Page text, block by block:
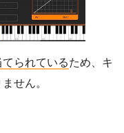
られているため、キ
せん。